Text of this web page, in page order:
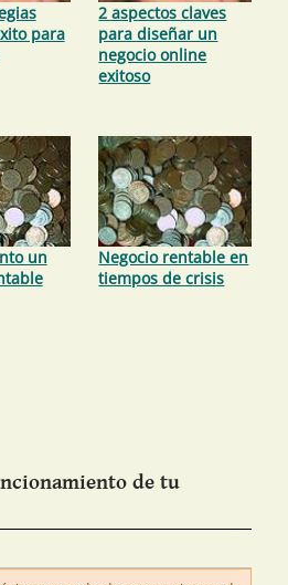
para
2 aspectos claves
para diseñar un
negocio online
exitoso
un
Negocio rentable en
tiempos de crisis
de tu